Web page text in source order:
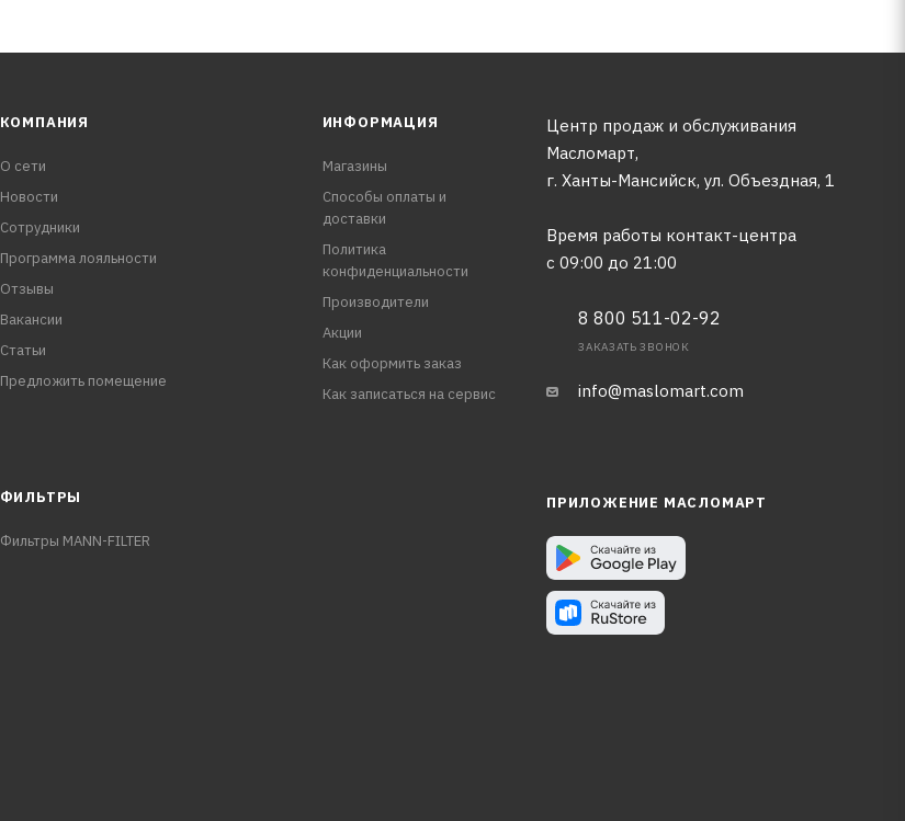
КОМПАНИЯ
О сети
Новости
Сотрудники
Программа лояльности
Отзывы
Вакансии
Статьи
Предложить помещение
ИНФОРМАЦИЯ
Магазины
Способы оплаты и
доставки
Политика
конфиденциальности
Производители
Акции
Как оформить заказ
Как записаться на сервис
Центр продаж и обслуживания
Масломарт,
г. Ханты-Мансийск, ул. Объездная, 1
Время работы контакт-центра
с 09:00 до 21:00
8 800 511-02-92
ЗАКАЗАТЬ ЗВОНОК
info@maslomart.com
ФИЛЬТРЫ
Фильтры MANN-FILTER
ПРИЛОЖЕНИЕ МАСЛОМАРТ